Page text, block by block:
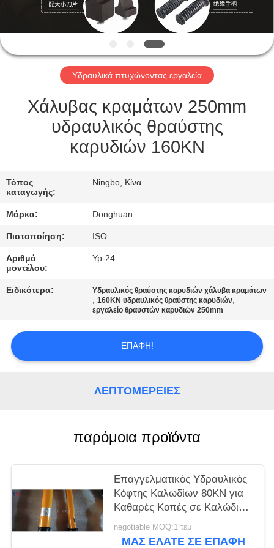
ΈΛΕΓΧΟΣ
ΠΟΙΌΤΗΤΑΣ
ΕΙΔΉΣΕΙΣ
ΖΗΤΉΣΤΕ
ΜΙΑ
ΠΡΟΣΦΟΡΆ
SITEMAP
ΠΟΛΙΤΙΚΉ
ΑΠΟΡΡΉΤΟΥ
Υδραυλικά πτυχώνοντας εργαλεία
Χάλυβας κραμάτων 250mm
υδραυλικός θραύστης
καρυδιών 160KN
Τόπος
καταγωγής:
Ningbo, Κίνα
Μάρκα: Donghuan
Πιστοποίηση: ISO
Αριθμό
μοντέλου:
Yp-24
Ειδικότερα: Υδραυλικός θραύστης καρυδιών χάλυβα κραμάτων
,160KN υδραυλικός θραύστης καρυδιών,
εργαλείο θραυστών καρυδιών 250mm
ΕΠΑΦΉ!
ΛΕΠΤΟΜΈΡΕΙΕΣ
παρόμοια προϊόντα
Επαγγελματικός Υδραυλικός
Κόφτης Καλωδίων 80KN για
Καθαρές Κοπές σε Καλώδια
Υψηλής Τάσης και Χάλκινες
Καλώδια
negotiable MOQ:1 τεμ
ΜΑΣ ΕΛΆΤΕ ΣΕ ΕΠΑΦΉ